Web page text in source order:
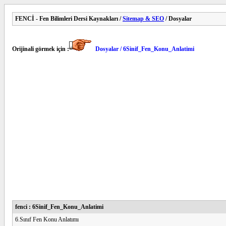
FENCİ - Fen Bilimleri Dersi Kaynakları /Sitemap & SEO / Dosyalar
Orijinali görmek için : Dosyalar / 6Sinif_Fen_Konu_Anlatimi
fenci : 6Sinif_Fen_Konu_Anlatimi
6.Sınıf Fen Konu Anlatımı